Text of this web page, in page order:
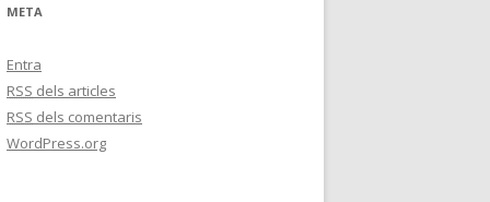
META
Entra
RSS dels articles
RSS dels comentaris
WordPress.org